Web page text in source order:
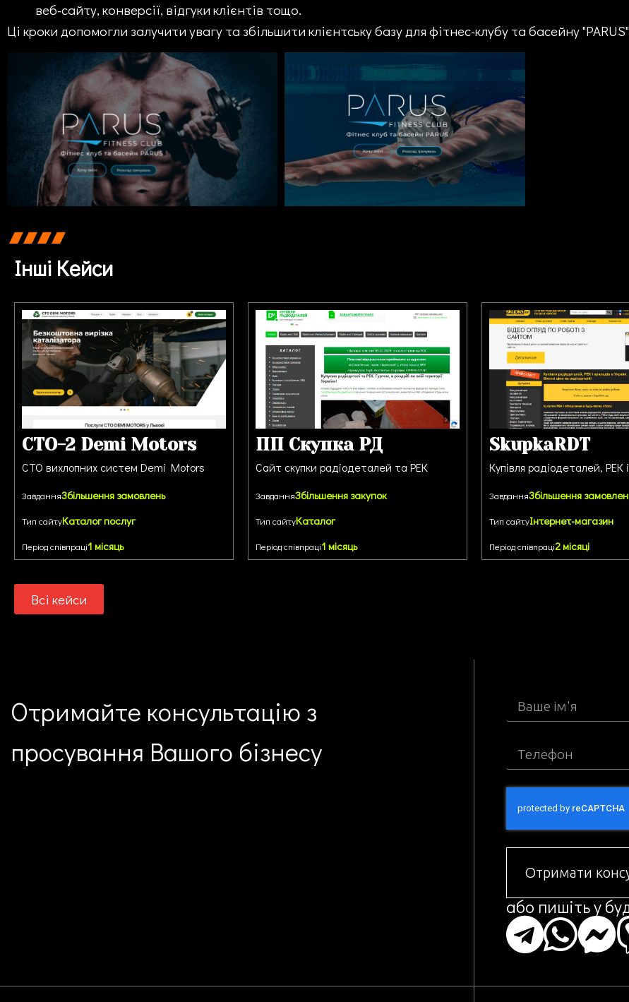
веб-сайту, конверсії, відгуки клієнтів тощо.
Ці кроки допомогли залучити увагу та збільшити клієнтську базу для фітнес-клубу та басейну
Інші Кейси
СТО-2 Demi Motors
СТО вихлопних систем Demi Motors
ЗавданняЗбільшення замовлень
Тип сайтуКаталог послуг
Період співпраці1 місяць
ПП Скупка РД
Сайт скупки радіодеталей та РЕК
ЗавданняЗбільшення закупок
Тип сайтуКаталог
Період співпраці1 місяць
SkupkaRDT
Купівля радіодеталей, РЕК
ЗавданняЗбільшення
Тип сайтуІнтернет-магазин
Період співпраці2 місяці
Всі кейси
Отримайте консультацію з
просування Вашого бізнесу
Отримати
або пишіть у